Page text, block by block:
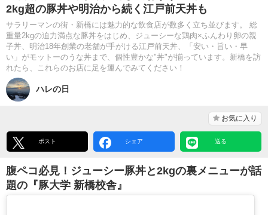
2kg超の豚丼や明治から続く江戸前天丼も
サラリーマンの街・新橋には魅力的な飲食店が数多く立ち並びます。 総
重量2kgの迫力満点な豚丼をはじめ、ジューシーな鶏肉×ふんわり卵の親
子丼、明治18年創業の老舗が手がける江戸前天丼、「安い・旨い・早
い」がモットーのうな丼まで、個性豊かな"丼"が揃っています。新橋を訪
れたら、これらのお店に足を運んでみてください！
ハレの日
お気に入り
ポスト シェア 送る
腹ペコ必見！ジューシー豚丼と2kgの裏メニューが話
題の『豚大学 新橋校舎』